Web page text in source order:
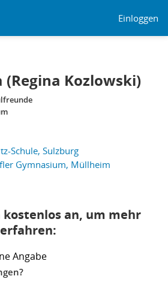
Einloggen
(Regina Kozlowski)
Schule, Sulzburg
Gymnasium, Müllheim
kostenlos an, um mehr
Angabe